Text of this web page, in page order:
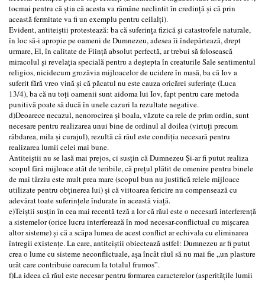
tocmai pentru că știa că acesta va rămâne neclintit în credință și că prin
această fermitate va fi un exemplu pentru ceilalți).
Evident, antiteiștii protestează: ba că suferința fizică și catastrofele naturale,
în loc să-i apropie pe oameni de Dumnezeu, adesea îi îndepărtează, drept
urmare, El, în calitate de Ființă absolut perfectă, ar trebui să folosească
miracolul și revelația specială pentru a deștepta în creaturile Sale sentimentul
religios, nicidecum grozăvia mijloacelor de ucidere în masă, ba că Iov a
suferit fără vreo vină și că păcatul nu este cauza oricărei suferințe (Luca
13/4), ba că nu toți oamenii sunt aidoma lui Iov, fapt pentru care metoda
punitivă poate să ducă în unele cazuri la rezultate negative.
d)Deoarece necazul, nenorocirea și boala, văzute ca rele de prim ordin, sunt
necesare pentru realizarea unui bine de ordinul al doilea (virtuți precum
răbdarea, mila și curajul), rezultă că răul este condiția necesară pentru
realizarea lumii celei mai bune.
Antiteiștii nu se lasă mai prejos, ci susțin că Dumnezeu Și-ar fi putut realiza
scopul fără mijloace atât de teribile, că prețul plătit de omenire pentru binele
de mai târziu este mult prea mare (scopul bun nu justifică relele mijloace
utilizate pentru obținerea lui) și că viitoarea fericire nu compensează cu
adevărat toate suferințele îndurate în această viață.
e)Teiștii susțin în cea mai recentă teză a lor că răul este o necesară interferență
a sistemelor (orice lucru interferează în mod necesar-conflictual cu mișcarea
altor sisteme) și că a scăpa lumea de acest conflict ar echivala cu eliminarea
întregii existențe. La care, antiteiștii obiectează astfel: Dumnezeu ar fi putut
crea o lume cu sisteme neconflictuale, așa încât răul să nu mai fie „un plasture
urât care contribuie oarecum la totalul frumos”.
f)La ideea că răul este necesar pentru formarea caracterelor (asperitățile lumii